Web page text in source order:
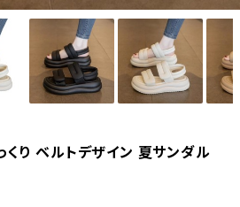
り ベルトデザイン 夏サンダル